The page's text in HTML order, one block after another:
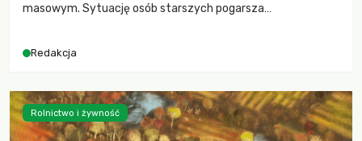
masowym. Sytuację osób starszych pogarsza
Redakcja
Rolnictwo i żywność